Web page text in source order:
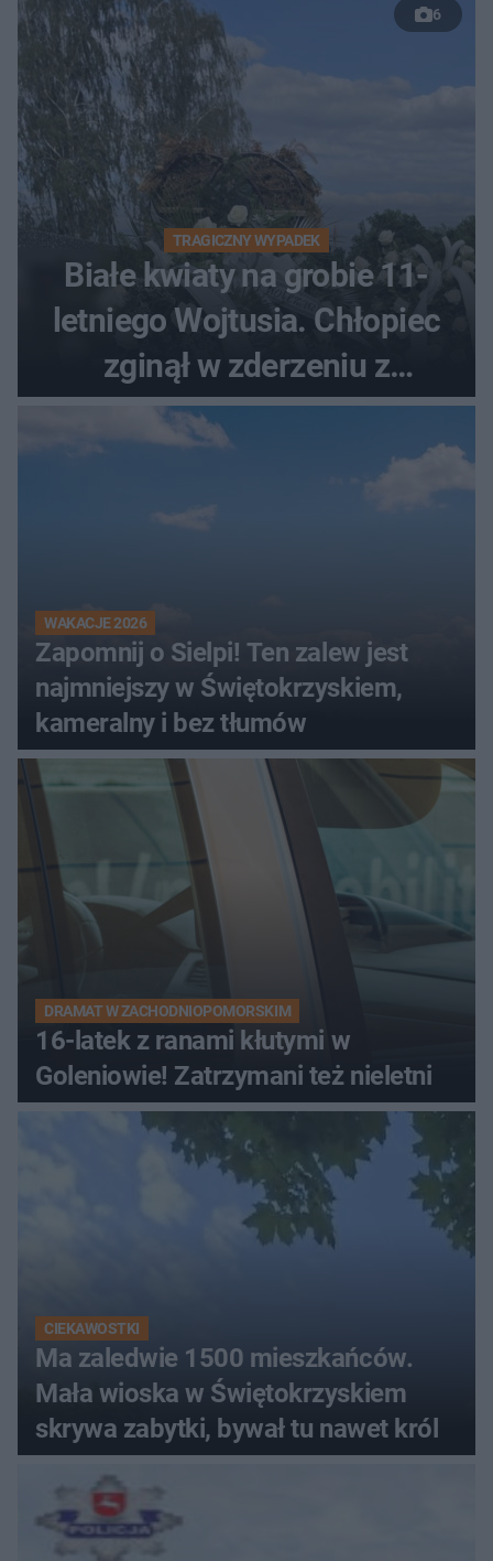
6
TRAGICZNY WYPADEK
Białe kwiaty na grobie 11-
letniego Wojtusia. Chłopiec
zginął w zderzeniu z
kombajnem
WAKACJE 2026
Zapomnij o Sielpi! Ten zalew jest
najmniejszy w Świętokrzyskiem,
kameralny i bez tłumów
DRAMAT W ZACHODNIOPOMORSKIM
16-latek z ranami kłutymi w
Goleniowie! Zatrzymani też nieletni
CIEKAWOSTKI
Ma zaledwie 1500 mieszkańców.
Mała wioska w Świętokrzyskiem
skrywa zabytki, bywał tu nawet król